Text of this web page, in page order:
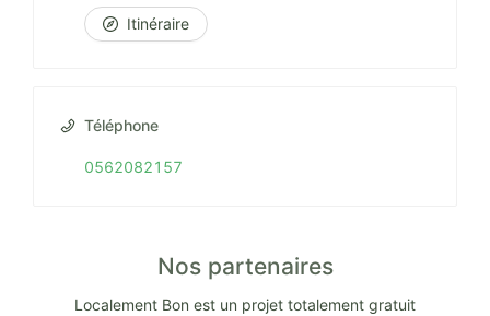
Itinéraire
Téléphone
0562082157
Nos partenaires
Localement Bon est un projet totalement gratuit